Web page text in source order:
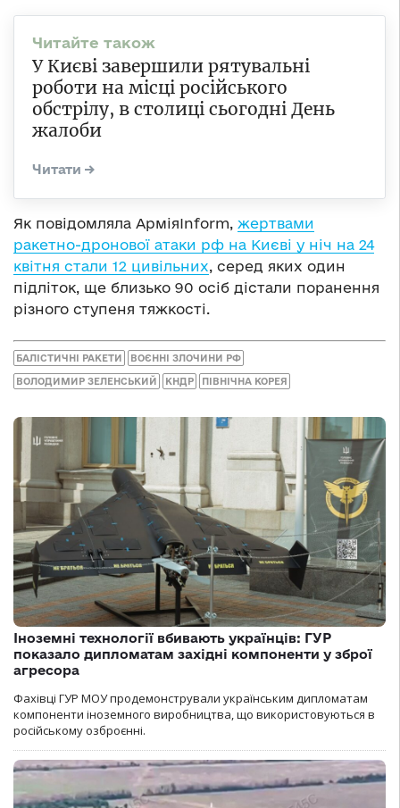
У Києві завершили рятувальні
роботи на місці російського
обстрілу, в столиці сьогодні День
жалоби
Як повідомляла АрміяInform, жертвами
ракетно-дронової атаки рф на Києві у ніч на 24
квітня стали 12 цивільних, серед яких один
підліток, ще близько 90 осіб дістали поранення
різного ступеня тяжкості.
БАЛІСТИЧНІ РАКЕТИ ВОЄННІ ЗЛОЧИНИ РФ
ВОЛОДИМИР ЗЕЛЕНСЬКИЙ КНДР ПІВНІЧНА КОРЕЯ
Іноземні технології вбивають українців: ГУР
показало дипломатам західні компоненти у зброї
агресора
Фахівці ГУР МОУ продемонстрували українським дипломатам
компоненти іноземного виробництва, що використовуються в
російському озброєнні.